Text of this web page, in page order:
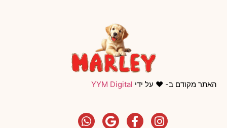
האתר מקודם ב- ❤️ על ידי YYM Digital